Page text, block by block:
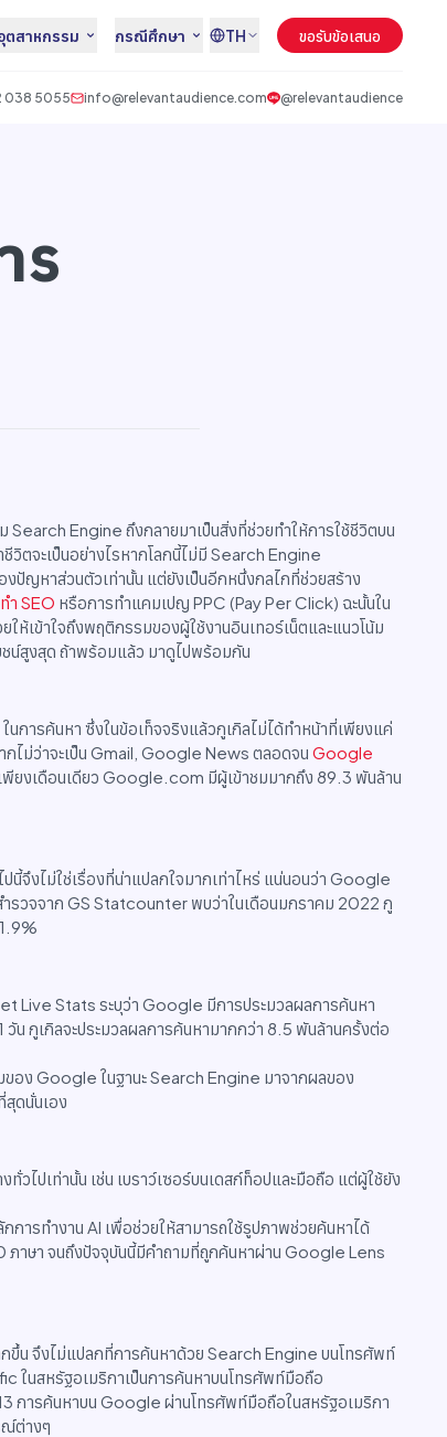
ตสาหกรรม กรณีศึกษา TH ขอรับข้อเสนอ
038 5055 info@relevantaudience.com @relevantaudience
ร
Search Engine ถึงกลายมาเป็นสิ่งที่ช่วยทำให้การใช้ชีวิตบน
วิตจะเป็นอย่างไรหากโลกนี้ไม่มี Search Engine
ปัญหาส่วนตัวเท่านั้น แต่ยังเป็นอีกหนึ่งกลไกที่ช่วยสร้าง
ำ SEO หรือการทำแคมเปญ PPC (Pay Per Click) ฉะนั้นใน
ห้เข้าใจถึงพฤติกรรมของผู้ใช้งานอินเทอร์เน็ตและแนวโน้ม
น์สูงสุด ถ้าพร้อมแล้ว มาดูไปพร้อมกัน
การค้นหา ซึ่งในข้อเท็จจริงแล้วกูเกิลไม่ได้ทำหน้าที่เพียงแค่
ไม่ว่าจะเป็น Gmail, Google News ตลอดจน Google
ยงเดือนเดียว Google.com มีผู้เข้าชมมากถึง 89.3 พันล้าน
นี้จึงไม่ใช่เรื่องที่น่าแปลกใจมากเท่าไหร่ แน่นอนว่า Google
รวจจาก GS Statcounter พบว่าในเดือนมกราคม 2022 กู
Live Stats ระบุว่า Google มีการประมวลผลการค้นหา
น กูเกิลจะประมวลผลการค้นหามากกว่า 8.5 พันล้านครั้งต่อ
อง Google ในฐานะ Search Engine มาจากผลของ
ดนั่นเอง
วไปเท่านั้น เช่น เบราว์เซอร์บนเดสก์ท็อปและมือถือ แต่ผู้ใช้ยัง
ารทำงาน AI เพื่อช่วยให้สามารถใช้รูปภาพช่วยค้นหาได้
าษา จนถึงปัจจุบันนี้มีคำถามที่ถูกค้นหาผ่าน Google Lens
น จึงไม่แปลกที่การค้นหาด้วย Search Engine บนโทรศัพท์
ในสหรัฐอเมริกาเป็นการค้นหาบนโทรศัพท์มือถือ
การค้นหาบน Google ผ่านโทรศัพท์มือถือในสหรัฐอเมริกา
ณ์ต่างๆ